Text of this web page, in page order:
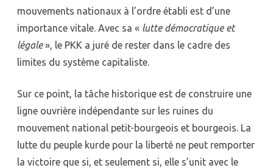
mouvements nationaux à l’ordre établi est d’une
importance vitale. Avec sa « lutte démocratique et
légale», le PKK a juré de rester dans le cadre des
limites du système capitaliste.
Sur ce point, la tâche historique est de construire une
ligne ouvrière indépendante sur les ruines du
mouvement national petit-bourgeois et bourgeois. La
lutte du peuple kurde pour la liberté ne peut remporter
la victoire que si, et seulement si, elle s’unit avec le